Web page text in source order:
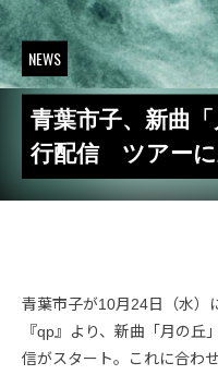
NEWS
青葉市子、新曲
行配信 ツアーに
青葉市子が10月24日（水）
『qp』より、新曲「月の
信がスタート。これに合わ